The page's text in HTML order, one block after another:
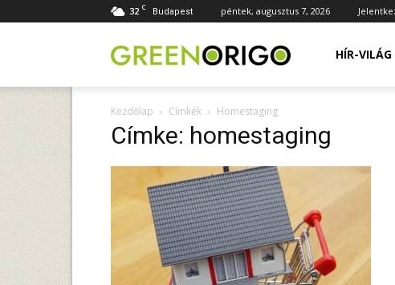
32 C Budapest péntek, augusztus 7, 2026
Green HÍR-VILÁG
Kezdőlap Címkék Homestaging
Címke: homestaging